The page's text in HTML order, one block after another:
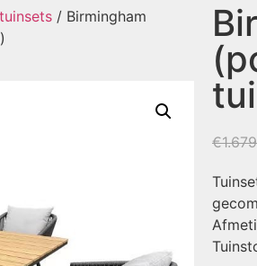
/ Birmingham
€